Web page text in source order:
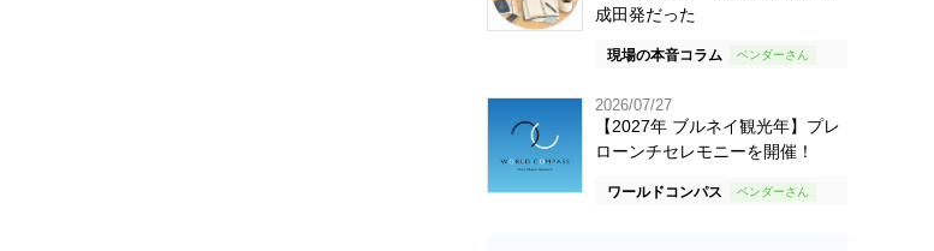
成田発だった
現場の本音コラム
2026/07/27
【2027年 ブルネイ観光年】プレ
ローンチセレモニーを開催！
ワールドコンパス